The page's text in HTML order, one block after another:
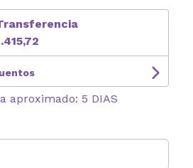
aproximado: 5 DIAS